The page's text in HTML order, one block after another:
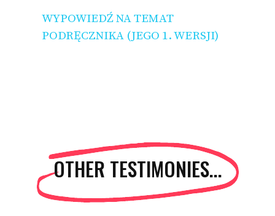
WYPOWIEDŹ NA TEMAT
PODRĘCZNIKA (JEGO 1. WERSJI)
OTHER TESTIMONIES...